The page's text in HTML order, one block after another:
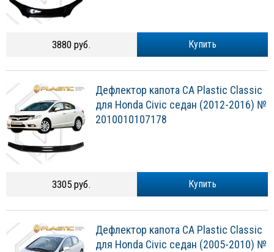
Купить
3880 руб.
Дефлектор капота CA Plastic Classic
для Honda Civic седан (2012-2016) №
2010010107178
Купить
3305 руб.
Дефлектор капота CA Plastic Classic
для Honda Civic седан (2005-2010) №